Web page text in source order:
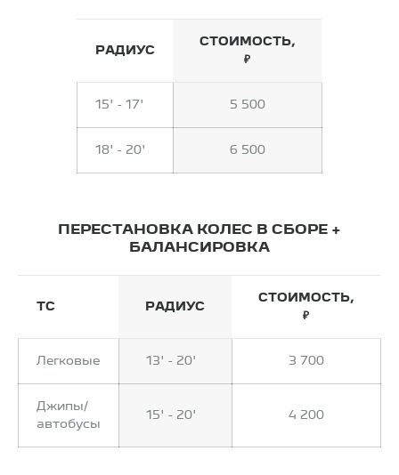
РАДИУС
СТОИМОСТЬ,
₽
15' - 17' 5 500
18' - 20' 6 500
ПЕРЕСТАНОВКА КОЛЕС В СБОРЕ +
БАЛАНСИРОВКА
ТС РАДИУС
СТОИМОСТЬ,
₽
Легковые 13' - 20' 3 700
Джипы/
автобусы
15' - 20' 4 200